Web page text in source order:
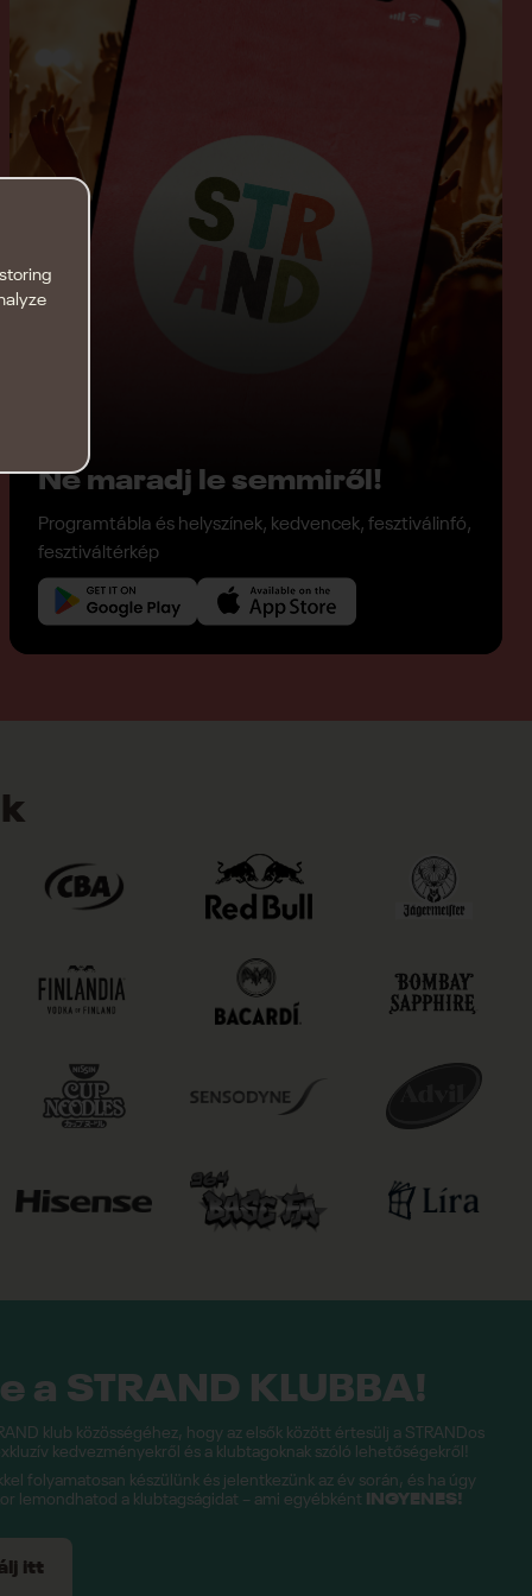
Ne maradj le semmiről!
Programtábla és helyszínek, kedvencek, fesztiválinfó,
fesztiváltérkép
a STRAND KLUBBA!
klub közösségéhez, hogy az elsők között értesülj a STRANDos
kedvezményekről és a klubtagoknak szóló lehetőségekről!
folyamatosan készülünk és jelentkezünk az év során, és ha úgy
lemondhatod a klubtagságidat – ami egyébként
INGYENES!
itt